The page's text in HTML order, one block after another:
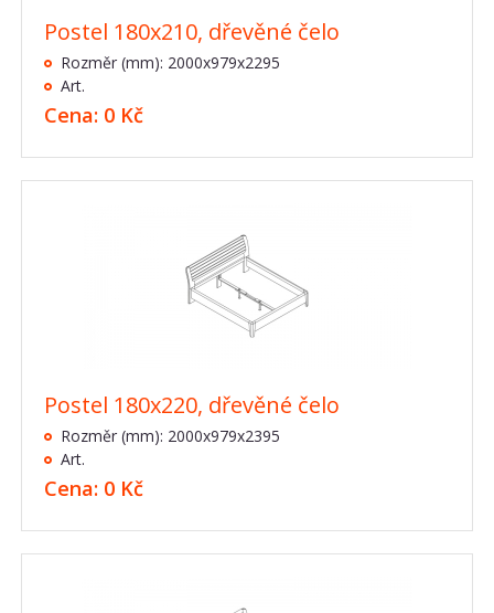
Postel 180x210, dřevěné čelo
Rozměr (mm): 2000x979x2295
Art.
Cena: 0 Kč
Postel 180x220, dřevěné čelo
Rozměr (mm): 2000x979x2395
Art.
Cena: 0 Kč